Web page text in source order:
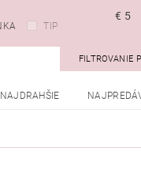
TIP
€ 5
FILTROVANIE
NAJDRAHŠIE